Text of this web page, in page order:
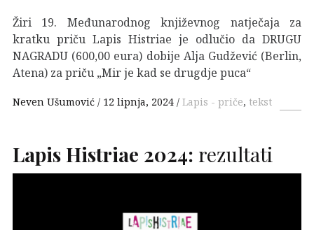
Žiri 19. Međunarodnog književnog natječaja za
kratku priču Lapis Histriae je odlučio da DRUGU
NAGRADU (600,00 eura) dobije Alja Gudžević (Berlin,
Atena) za priču „Mir je kad se drugdje puca“
Neven Ušumović 12 lipnja, 2024 Lapis - priče, tekst
Lapis Histriae 2024: rezultati